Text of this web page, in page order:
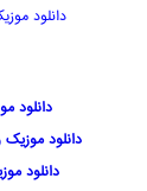
دانلود
دانلود
دانلود
دانلود